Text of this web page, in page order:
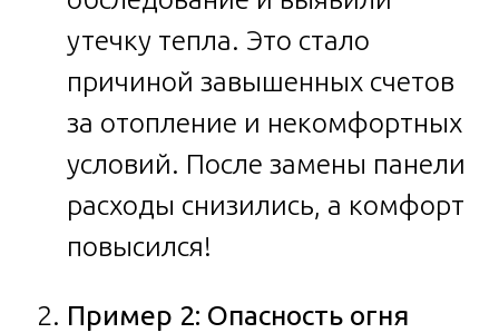
утечку тепла. Это стало
причиной завышенных счетов
за отопление и некомфортных
условий. После замены панели
расходы снизились, а комфорт
повысился!
Пример 2: Опасность огня